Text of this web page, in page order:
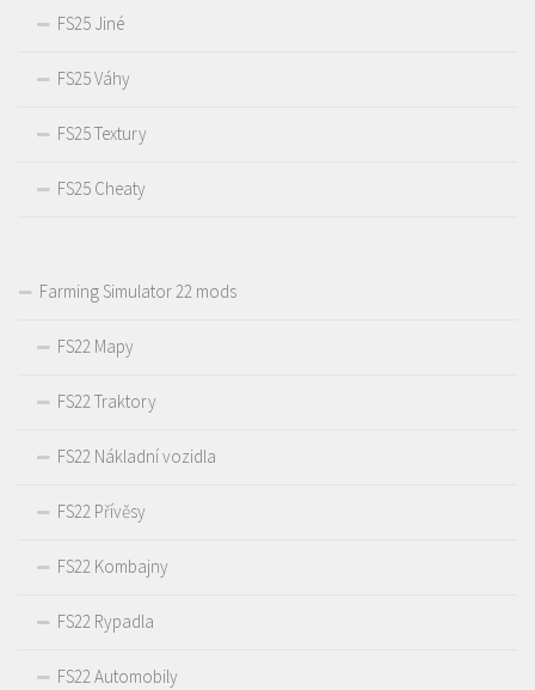
FS25 Jiné
FS25 Váhy
FS25 Textury
FS25 Cheaty
Farming Simulator 22 mods
FS22 Mapy
FS22 Traktory
FS22 Nákladní vozidla
FS22 Přívěsy
FS22 Kombajny
FS22 Rypadla
FS22 Automobily